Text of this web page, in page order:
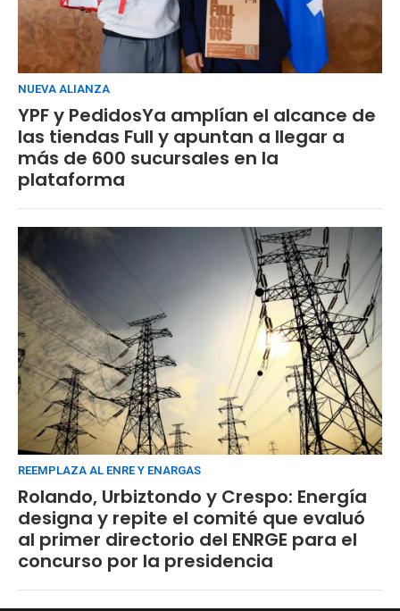
NUEVA ALIANZA
YPF y PedidosYa amplían el alcance de
las tiendas Full y apuntan a llegar a
más de 600 sucursales en la
plataforma
REEMPLAZA AL ENRE Y ENARGAS
Rolando, Urbiztondo y Crespo: Energía
designa y repite el comité que evaluó
al primer directorio del ENRGE para el
concurso por la presidencia